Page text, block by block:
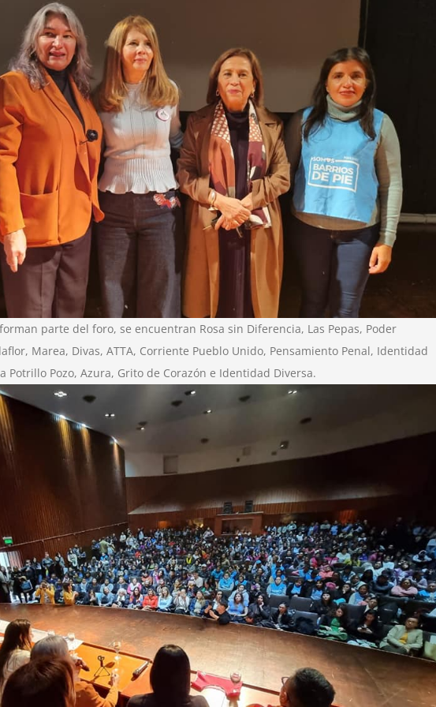
parte del foro, se encuentran Rosa sin Diferencia, Las Pepas, Poder
Marea, Divas, ATTA, Corriente Pueblo Unido, Pensamiento Penal, Identidad
Potrillo Pozo, Azura, Grito de Corazón e Identidad Diversa.